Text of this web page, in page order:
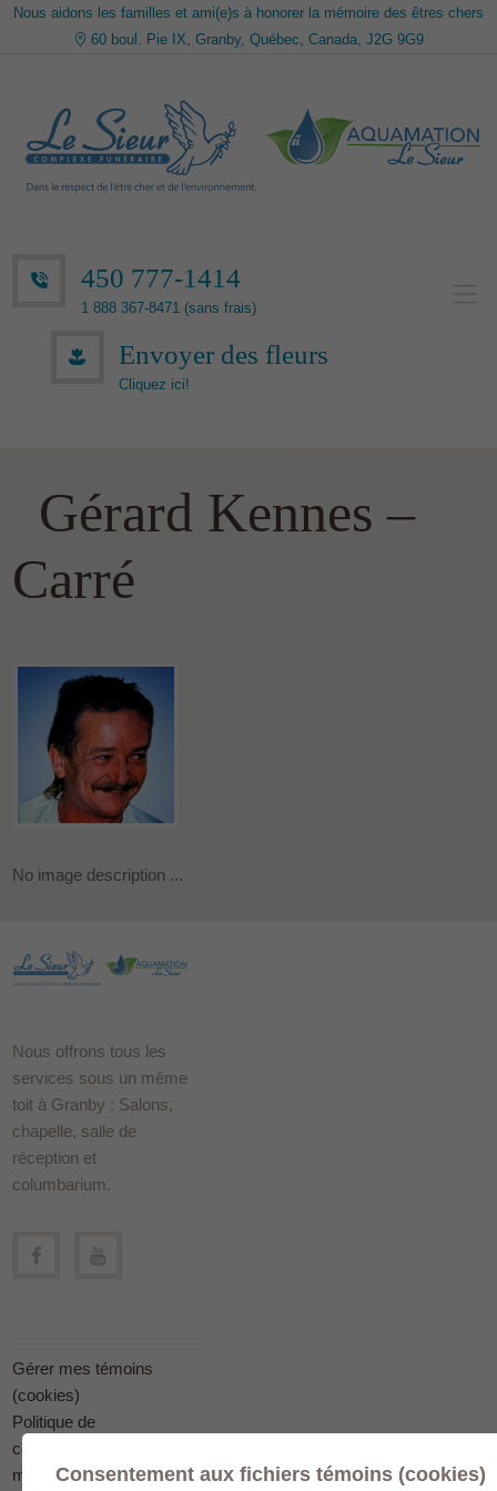
Nous aidons les familles et ami(e)s à honorer la mémoire des êtres chers
60 boul. Pie IX, Granby, Québec, Canada, J2G 9G9
450 777-1414
1 888 367-8471 (sans frais)
Envoyer des fleurs
Cliquez ici!
Gérard Kennes –
Carré
No image description ...
Nous offrons tous les
services sous un même
toit à Granby : Salons,
chapelle, salle de
réception et
columbarium.
Gérer mes témoins
(cookies)
Politique de
confidentialité en
matièreConsentement aux fichiers témoins (cookies)